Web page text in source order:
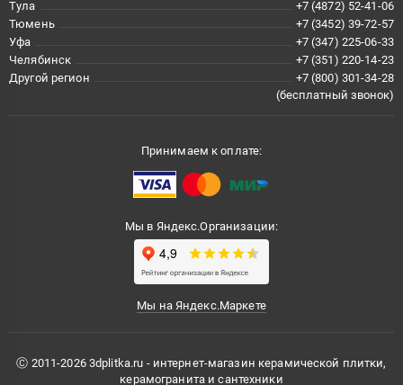
Тула
+7 (4872) 52-41-06
Тюмень
+7 (3452) 39-72-57
Уфа
+7 (347) 225-06-33
Челябинск
+7 (351) 220-14-23
Другой регион
+7 (800) 301-34-28
(бесплатный звонок)
Принимаем к оплате:
Мы в Яндекс.Организации:
Мы на Яндекс.Маркете
Ⓒ 2011-2026 3dplitka.ru - интернет-магазин керамической плитки,
керамогранита и сантехники